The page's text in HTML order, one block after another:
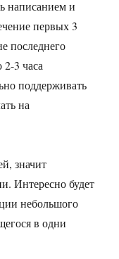
написанием и
первых 3
последнего
3 часа
поддерживать
на
значит
Интересно будет
небольшого
в одни